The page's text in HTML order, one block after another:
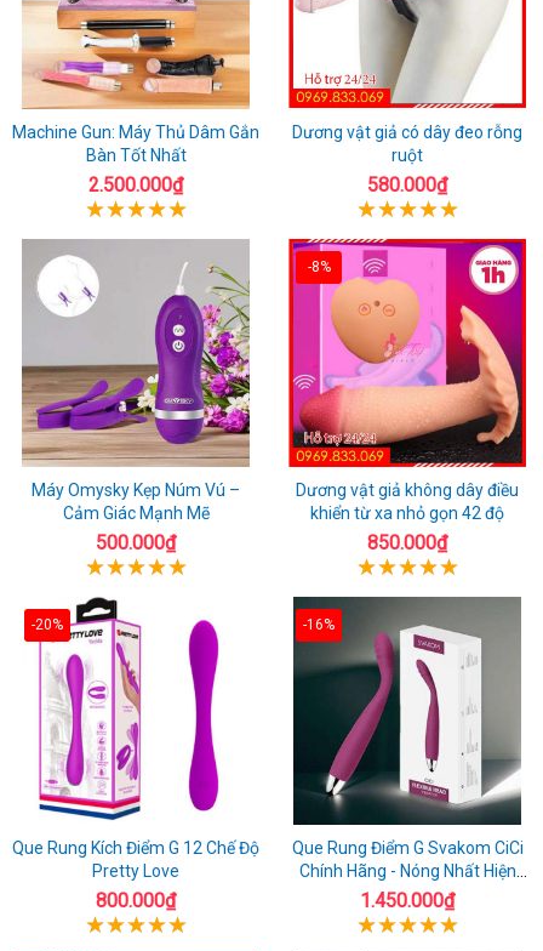
Machine Gun: Máy Thủ Dâm Gắn
Bàn Tốt Nhất
2.500.000₫
Dương vật giả có dây đeo rỗng
ruột
580.000₫
Máy Omysky Kẹp Núm Vú –
Cảm Giác Mạnh Mẽ
500.000₫
-8%
Dương vật giả không dây điều
khiển từ xa nhỏ gọn 42 độ
850.000₫
-20%
Que Rung Kích Điểm G 12 Chế Độ
Pretty Love
800.000₫
-16%
Que Rung Điểm G Svakom CiCi
Chính Hãng - Nóng Nhất Hiện
Nay
1.450.000₫